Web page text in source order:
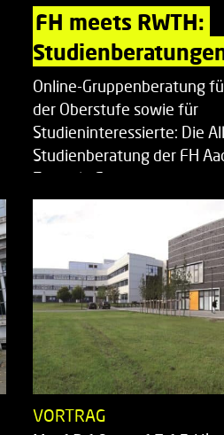
FH meets RWTH:
Online-Gruppenberatung
der Oberstufe sowie für
Studieninteressierte: Die
Studienberatung der FH
Zentrale Studienberatung…
VORTRAG